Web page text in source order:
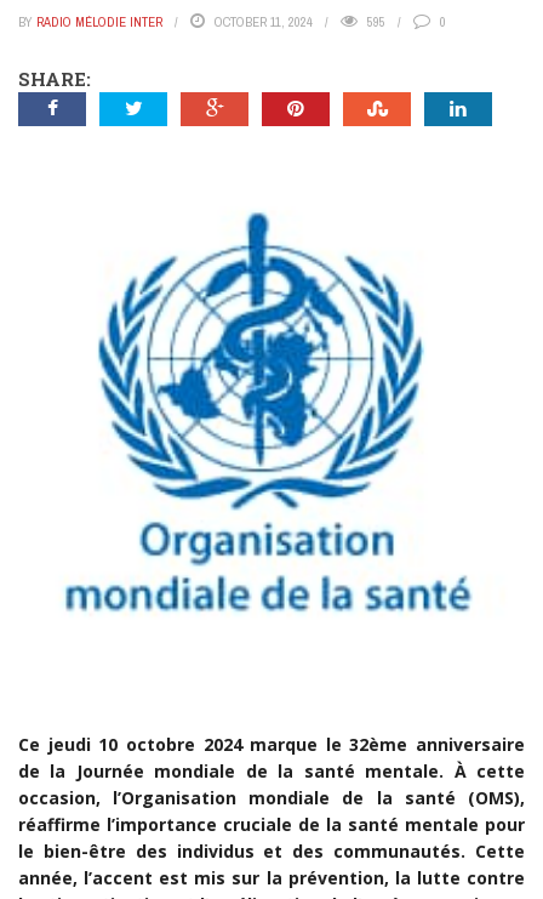
BY RADIO MÉLODIE INTER OCTOBER 11, 2024 595 0
SHARE:
Ce jeudi 10 octobre 2024 marque le 32ème anniversaire
de la Journée mondiale de la santé mentale. À cette
occasion, l’Organisation mondiale de la santé (OMS),
réaffirme l’importance cruciale de la santé mentale pour
le bien-être des individus et des communautés. Cette
année, l’accent est mis sur la prévention, la lutte contre